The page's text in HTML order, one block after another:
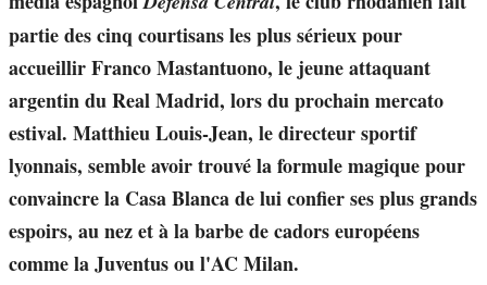
partie des cinq courtisans les plus sérieux pour
accueillir Franco Mastantuono, le jeune attaquant
argentin du Real Madrid, lors du prochain mercato
estival. Matthieu Louis-Jean, le directeur sportif
lyonnais, semble avoir trouvé la formule magique pour
convaincre la Casa Blanca de lui confier ses plus grands
espoirs, au nez et à la barbe de cadors européens
comme la Juventus ou l'AC Milan.